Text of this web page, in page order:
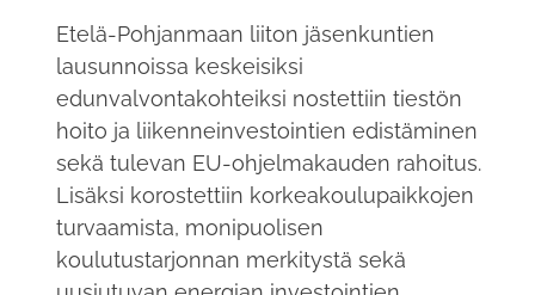
Etelä-Pohjanmaan liiton jäsenkuntien
lausunnoissa keskeisiksi
edunvalvontakohteiksi nostettiin tiestön
hoito ja liikenneinvestointien edistäminen
sekä tulevan EU-ohjelmakauden rahoitus.
Lisäksi korostettiin korkeakoulupaikkojen
turvaamista, monipuolisen
koulutustarjonnan merkitystä sekä